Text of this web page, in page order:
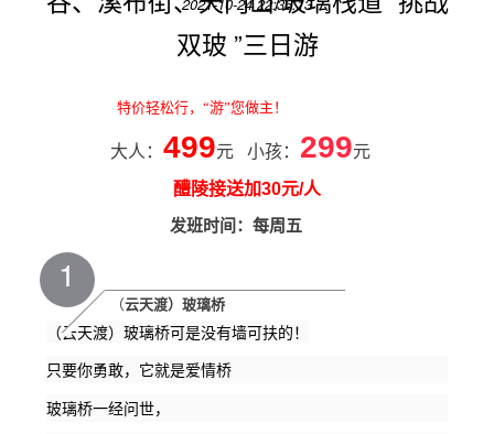
双玻 ”三日游
特价轻松行，“游”您做主！
大人： 499元 小孩： 299元
醴陵接送加30元/人
发班时间：每周五
（云天渡）玻璃桥
1
（云天渡）玻璃桥可是没有墙可扶的！
只要你勇敢，它就是爱情桥
玻璃桥一经问世，